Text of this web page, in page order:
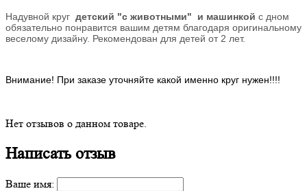
Надувной круг детский "с животными" и машинкой с дном
обязательно понравится вашим детям благодаря оригинальному
веселому дизайну. Рекомендован для детей от 2 лет.
Внимание! При заказе уточняйте какой именно круг нужен!!!!
Нет отзывов о данном товаре.
Написать отзыв
Ваше имя: